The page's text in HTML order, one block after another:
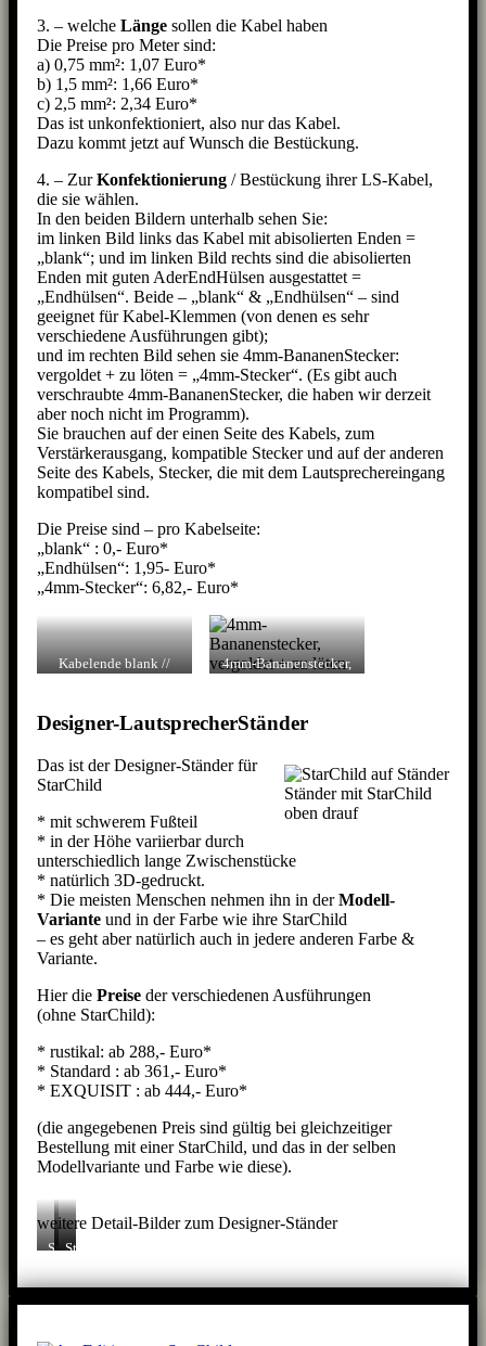
3. – welche Länge sollen die Kabel haben
Die Preise pro Meter sind:
a) 0,75 mm²: 1,07 Euro*
b) 1,5 mm²: 1,66 Euro*
c) 2,5 mm²: 2,34 Euro*
Das ist unkonfektioniert, also nur das Kabel.
Dazu kommt jetzt auf Wunsch die Bestückung.
4. – ZurKonfektionierung / Bestückung ihrer LS-Kabel,
die sie wählen.
In den beiden Bildern unterhalb sehen Sie:
im linken Bild links das Kabel mit abisolierten Enden =
„blank“; und im linken Bild rechts sind die abisolierten
Enden mit guten AderEndHülsen ausgestattet =
„Endhülsen“. Beide – „blank“ & „Endhülsen“ – sind
geeignet für Kabel-Klemmen (von denen es sehr
verschiedene Ausführungen gibt);
und im rechten Bild sehen sie 4mm-BananenStecker:
vergoldet + zu löten = „4mm-Stecker“. (Es gibt auch
verschraubte 4mm-BananenStecker, die haben wir derzeit
aber noch nicht im Programm).
Sie brauchen auf der einen Seite des Kabels, zum
Verstärkerausgang, kompatible Stecker und auf der anderen
Seite des Kabels, Stecker, die mit dem Lautsprechereingang
kompatibel sind.
Die Preise sind – pro Kabelseite:
„blank“ : 0,- Euro*
„Endhülsen“: 1,95- Euro*
„4mm-Stecker“: 6,82,- Euro*
Kabelende blank //
4mm-Bananenstecker,
Designer-LautsprecherStänder
Ständer mit StarChild
oben drauf
Das ist der Designer-Ständer für
StarChild
* mit schwerem Fußteil
* in der Höhe variierbar durch
unterschiedlich lange Zwischenstücke
* natürlich 3D-gedruckt.
* Die meisten Menschen nehmen ihn in derModell-
Variante und in der Farbe wie ihre StarChild
– es geht aber natürlich auch in jedere anderen Farbe &
Variante.
Hier die Preise der verschiedenen Ausführungen
(ohne StarChild):
* rustikal: ab 288,- Euro*
* Standard : ab 361,- Euro*
* EXQUISIT : ab 444,- Euro*
(die angegebenen Preis sind gültig bei gleichzeitiger
Bestellung mit einer StarChild, und das in der selben
Modellvariante und Farbe wie diese).
weitere Detail-Bilder zum Designer-Ständer
Starchild
ständer
Ständer
StarChild
Ständer-